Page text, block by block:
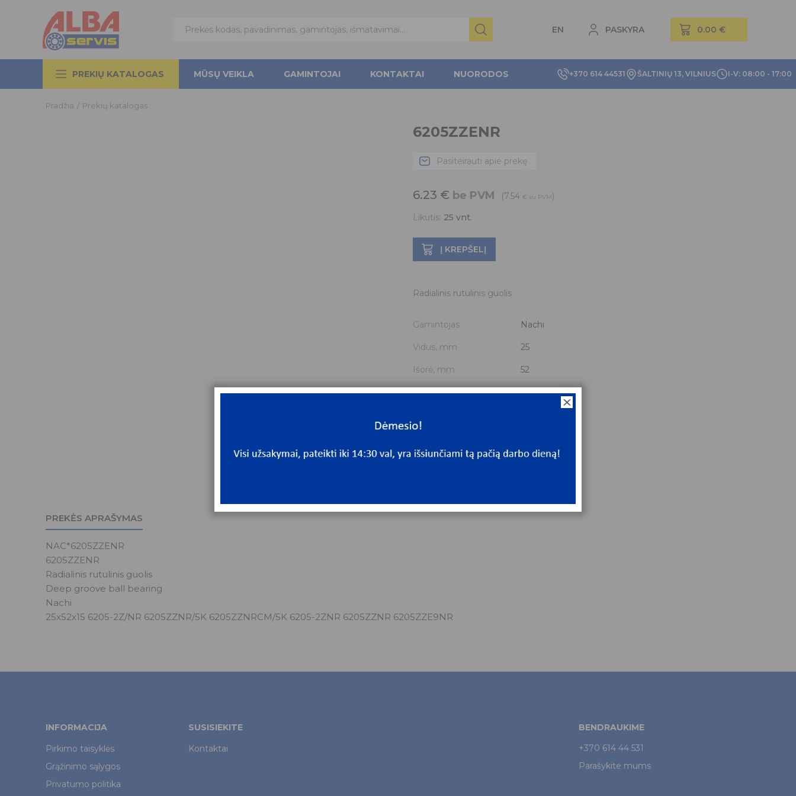
EN PASKYRA
+370 614 44531 ŠALTINIŲ 13, VILNIUS I-V: 08:00 - 17:00
PREKIŲ KATALOGAS MŪSŲ VEIKLA GAMINTOJAI KONTAKTAI NUORODOS
Pradžia / Prekių katalogas
6205ZZENR
Pasiteirauti apie prekę
6.23 € be PVM (7.54 € su PVM)
Likutis: 25 vnt.
Į KREPŠELĮ
Radialinis rutulinis guolis
Gamintojas Nachi
Vidus, mm 25
Išorė, mm 52
Storis, mm 15
Mato vnt VNT
PREKĖS APRAŠYMAS
NAC*6205ZZENR
6205ZZENR
Radialinis rutulinis guolis
Deep groove ball bearing
Nachi
25x52x15 6205-2Z/NR 6205ZZNR/5K 6205ZZNRCM/5K 6205-2ZNR 6205ZZNR 6205ZZE9NR
INFORMACIJA
Pirkimo taisyklės
Grąžinimo sąlygos
Privatumo politika
SUSISIEKITE
Kontaktai
BENDRAUKIME
+370 614 44 531
Parašykite mums